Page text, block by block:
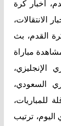
أخبار كرة
الانتقالات،
القدم، بث
مباراة
الإنجليزي،
السعودي،
للمباريات،
ترتيب